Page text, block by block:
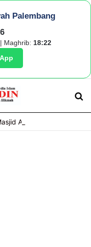
Palembang
| Maghrib: 18:22